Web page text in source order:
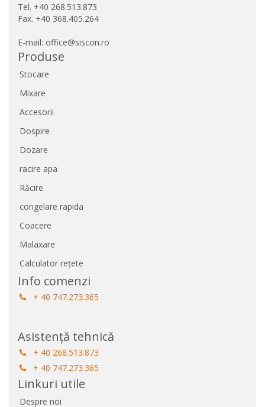
Tel. +40 268.513.873
Fax. +40 368.405.264
E-mail: office@siscon.ro
Produse
Stocare
Mixare
Accesorii
Dospire
Dozare
racire apa
Răcire
congelare rapida
Coacere
Malaxare
Calculator rețete
Info comenzi
+ 40 747.273.365
Asistență tehnică
+ 40 268.513.873
+ 40 747.273.365
Linkuri utile
Despre noi